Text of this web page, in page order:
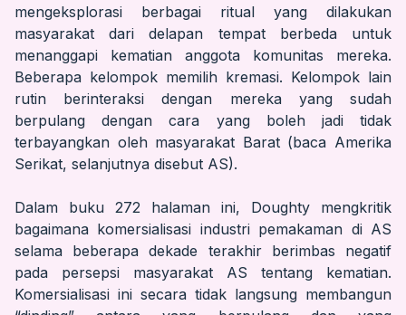
mengeksplorasi berbagai ritual yang dilakukan
masyarakat dari delapan tempat berbeda untuk
menanggapi kematian anggota komunitas mereka.
Beberapa kelompok memilih kremasi. Kelompok lain
rutin berinteraksi dengan mereka yang sudah
berpulang dengan cara yang boleh jadi tidak
terbayangkan oleh masyarakat Barat (baca Amerika
Serikat, selanjutnya disebut AS).
Dalam buku 272 halaman ini, Doughty mengkritik
bagaimana komersialisasi industri pemakaman di AS
selama beberapa dekade terakhir berimbas negatif
pada persepsi masyarakat AS tentang kematian.
Komersialisasi ini secara tidak langsung membangun